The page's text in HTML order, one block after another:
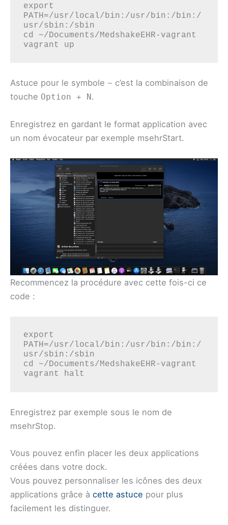
export
PATH=/usr/local/bin:/usr/bin:/bin:/
usr/sbin:/sbin
cd ~/Documents/MedshakeEHR-vagrant
vagrant up
Astuce pour le symbole ~ c’est la combinaison de
touche Option + N .
Enregistrez en gardant le format application avec
un nom évocateur par exemple msehrStart.
Recommencez la procédure avec cette fois-ci ce
code :
export
PATH=/usr/local/bin:/usr/bin:/bin:/
usr/sbin:/sbin
cd ~/Documents/MedshakeEHR-vagrant
vagrant halt
Enregistrez par exemple sous le nom de
msehrStop.
Vous pouvez enfin placer les deux applications
créées dans votre dock.
Vous pouvez personnaliser les icônes des deux
applications grâce à cette astuce pour plus
facilement les distinguer.